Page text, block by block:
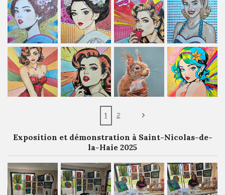
1 2
Exposition et démonstration à Saint-Nicolas-de-
la-Haie 2025